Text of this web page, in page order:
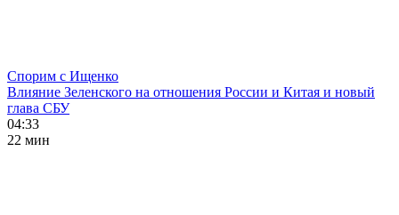
Спорим с Ищенко
Влияние Зеленского на отношения России и Китая и новый
глава СБУ
04:33
22 мин